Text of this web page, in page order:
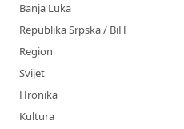
Banja Luka
Republika Srpska / BiH
Region
Svijet
Hronika
Kultura